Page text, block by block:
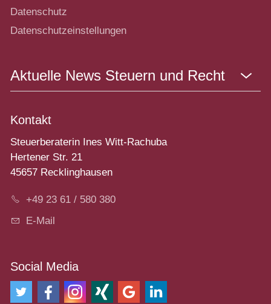
Datenschutz
Datenschutzeinstellungen
Aktuelle News Steuern und Recht
Kontakt
Steuerberaterin Ines Witt-Rachuba
Hertener Str. 21
45657 Recklinghausen
+49 23 61 / 580 380
E-Mail
Social Media